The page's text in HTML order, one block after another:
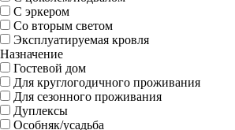
С эркером
Со вторым светом
Эксплуатируемая кровля
Назначение
Гостевой дом
Для круглогодичного проживания
Для сезонного проживания
Дуплексы
Особняк/усадьба